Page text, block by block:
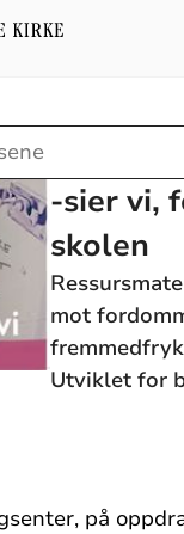
-sier vi,
skolen
mot
Utviklet for
på